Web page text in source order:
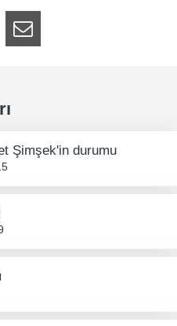
Şimşek'in durumu